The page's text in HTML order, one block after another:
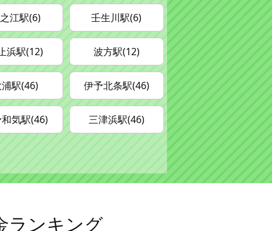
江駅(6) 壬生川駅(6)
浜駅(12) 波方駅(12)
駅(46) 伊予北条駅(46)
気駅(46) 三津浜駅(46)
ランキング